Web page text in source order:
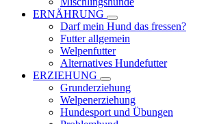
ERNÄHRUNG
Darf mein Hund das fressen?
Futter allgemein
Welpenfutter
Alternatives Hundefutter
ERZIEHUNG
Grunderziehung
Welpenerziehung
Hundesport und Übungen